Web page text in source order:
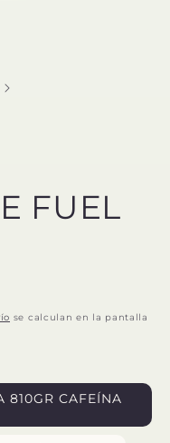
FUEL
se calculan en la pantalla
810GR CAFEÍNA